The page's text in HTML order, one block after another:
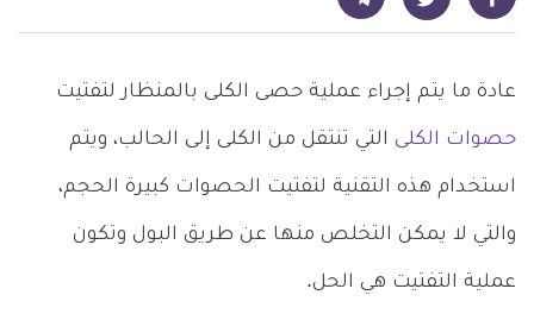
عادة ما يتم إجراء عملية حصى الكلى بالمنظار لتفتيت
حصوات الكلى التي تنتقل من الكلى إلى الحالب، ويتم
استخدام هذه التقنية لتفتيت الحصوات كبيرة الحجم،
والتي لا يمكن التخلص منها عن طريق البول وتكون
عملية التفتيت هي الحل.